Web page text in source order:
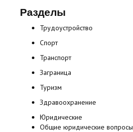
Разделы
Трудоустройство
Спорт
Транспорт
Заграница
Туризм
Здравоохранение
Юридические
Общие юридические вопросы